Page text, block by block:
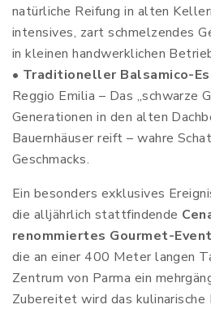
natürliche Reifung in alten
intensives, zart schmelzendes
in kleinen handwerklichen
• Traditioneller Balsamico-
Reggio Emilia – Das „schwarze
Generationen in den alten
Bauernhäuser reift – wahre
Geschmacks.
Ein besonders exklusives
die alljährlich stattfindende
renommiertes Gourmet-
die an einer 400 Meter langen
Zentrum von Parma ein
Zubereitet wird das kulinarische